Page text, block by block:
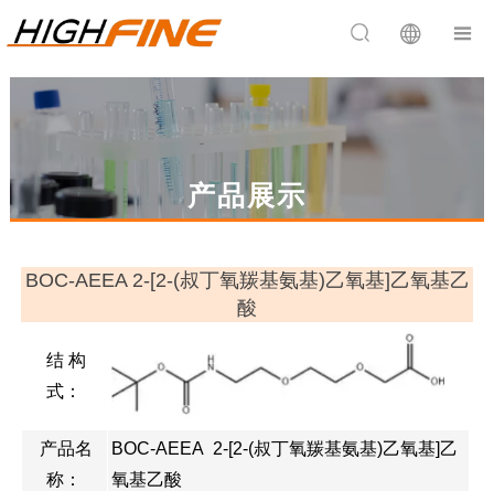
 
产品展示
BOC-AEEA 2-[2-(叔丁氧羰基氨基)乙氧基]乙氧基乙
酸
结 构
式：
产品名
称：
BOC-AEEA 2-[2-(叔丁氧羰基氨基)乙氧基]乙
氧基乙酸